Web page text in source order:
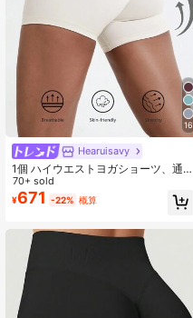
16
Hearuisavy
1個 ハイウエストヨガショーツ、通
気性のある アウトドアフィットネス
ランニング トレーニング サイクリン
グショーツ スポーツ
70+ sold
¥671 -22% 概算